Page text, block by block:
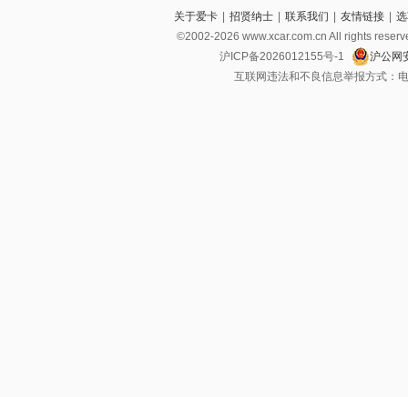
关于爱卡 招贤纳士 联系我们 友情链接
©2002-2026 www.xcar.com.cn All rights
沪ICP备2026012155号-1
沪公网
互联网违法和不良信息举报方式：